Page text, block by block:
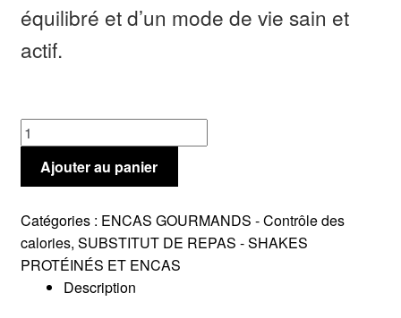
équilibré et d’un mode de vie sain et
actif.
quantité
de
Barres
Herbalife
Équilibre
Formula
Ajouter au panier
Catégories : ENCAS GOURMANDS - Contrôle des
calories, SUBSTITUT DE REPAS - SHAKES
PROTÉINÉS ET ENCAS
Description